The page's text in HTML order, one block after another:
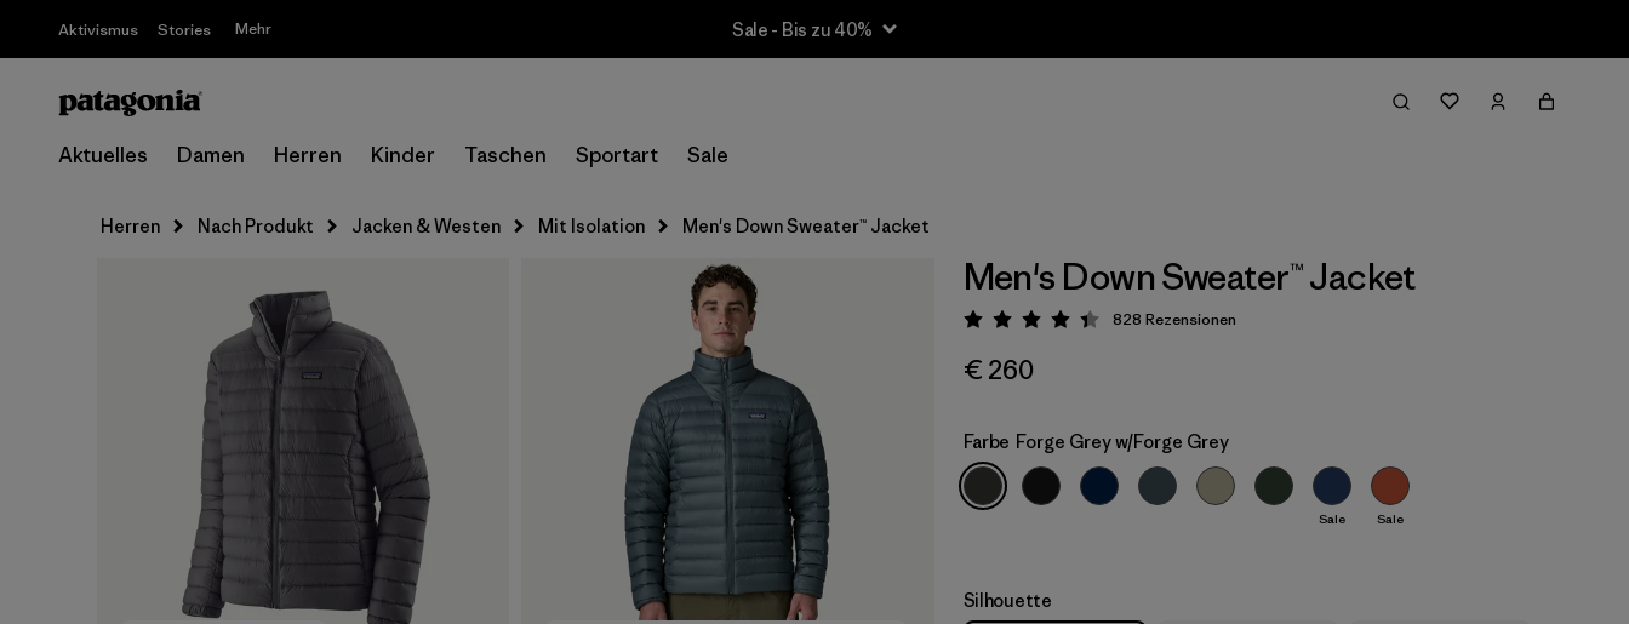
Aktivismus Stories Mehr Sale - Bis zu 40%
Aktuelles Damen Herren Kinder Taschen Sportart Sale
Herren Nach Produkt Jacken & Westen Mit Isolation Men's Down Sweater™ Jacket
Men's Down Sweater™ Jacket
Bewertung: 4.4 / 5
828 Rezensionen
€ 260
Farbe Forge Grey w/Forge Grey
Sale Sale
Silhouette